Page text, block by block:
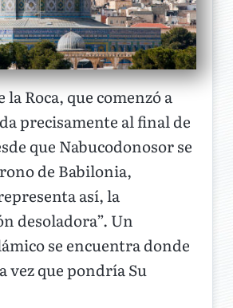
la Roca, que comenzó a
precisamente al final de
que Nabucodonosor se
de Babilonia,
así, la
desoladora”. Un
se encuentra donde
vez que pondría Su